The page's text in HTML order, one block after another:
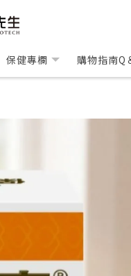
保健專欄 購物指南Q